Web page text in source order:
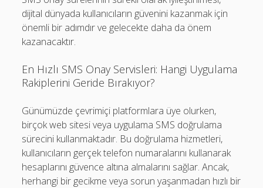
dijital dünyada kullanıcıların güvenini kazanmak için
önemli bir adımdır ve gelecekte daha da önem
kazanacaktır.
En Hızlı SMS Onay Servisleri: Hangi Uygulama
Rakiplerini Geride Bırakıyor?
Günümüzde çevrimiçi platformlara üye olurken,
birçok web sitesi veya uygulama SMS doğrulama
sürecini kullanmaktadır. Bu doğrulama hizmetleri,
kullanıcıların gerçek telefon numaralarını kullanarak
hesaplarını güvence altına almalarını sağlar. Ancak,
herhangi bir gecikme veya sorun yaşanmadan hızlı bir